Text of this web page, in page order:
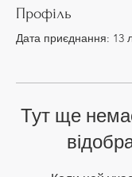
Профіль
Дата приєднання: 13
Тут ще